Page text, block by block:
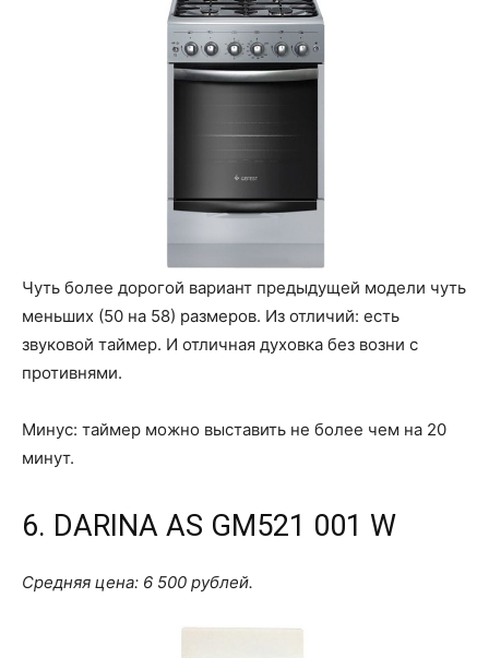
Чуть более дорогой вариант предыдущей модели чуть
меньших (50 на 58) размеров. Из отличий: есть
звуковой таймер. И отличная духовка без возни с
противнями.
Минус: таймер можно выставить не более чем на 20
минут.
6. DARINA AS GM521 001 W
Средняя цена: 6 500 рублей.